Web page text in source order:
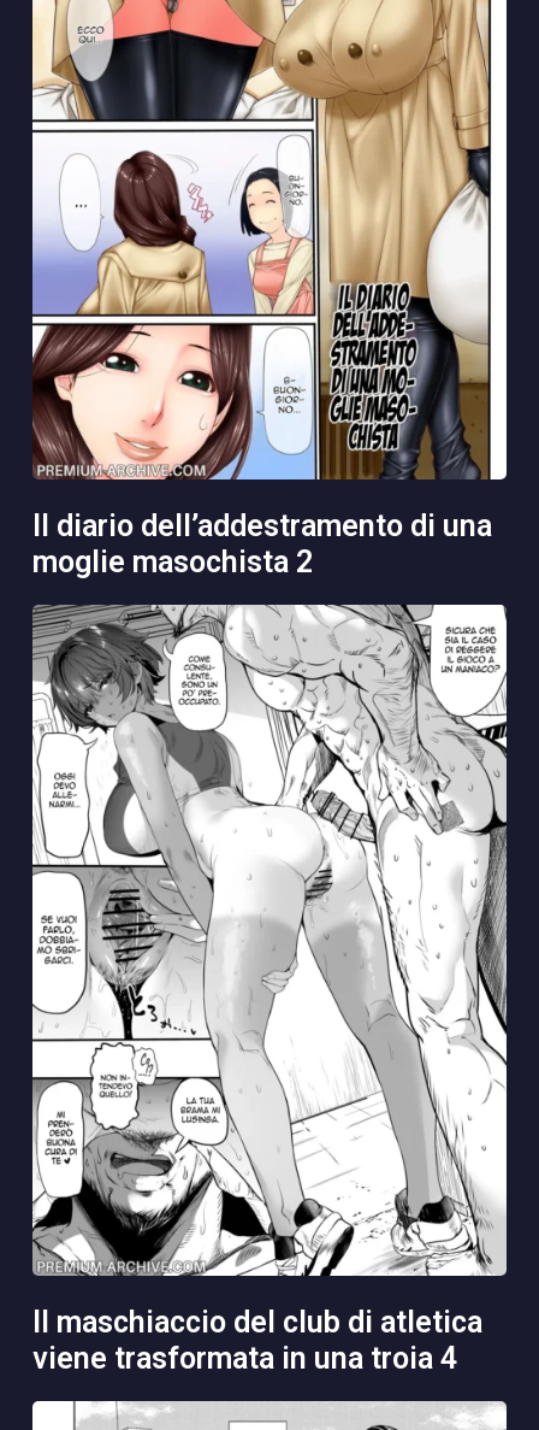
moglie masochista 2
viene trasformata in una troia 4